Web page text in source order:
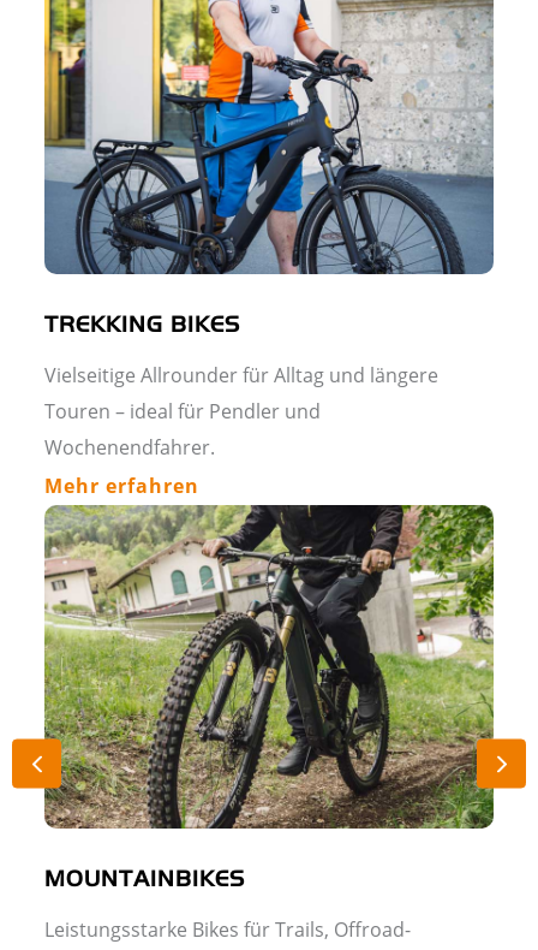
TREKKING BIKES
Vielseitige Allrounder für Alltag und längere
Touren – ideal für Pendler und
Wochenendfahrer.
Mehr erfahren
MOUNTAINBIKES
Leistungsstarke Bikes für Trails, Offroad-